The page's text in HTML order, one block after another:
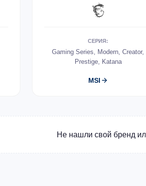
СЕРИЯ:
Gaming Series, Modern, Creator,
Prestige, Katana
MSI
Не нашли свой бренд